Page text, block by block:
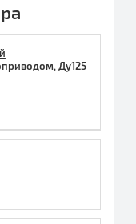
Ду125